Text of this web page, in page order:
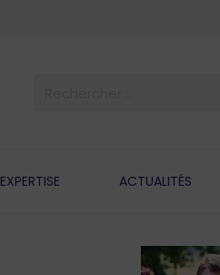
EXPERTISE ACTUALITÉS